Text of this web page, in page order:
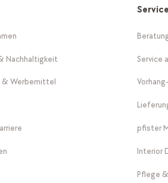
Nachhaltigkeit
& Werbemittel
Service
pfister
Interior
Pflege